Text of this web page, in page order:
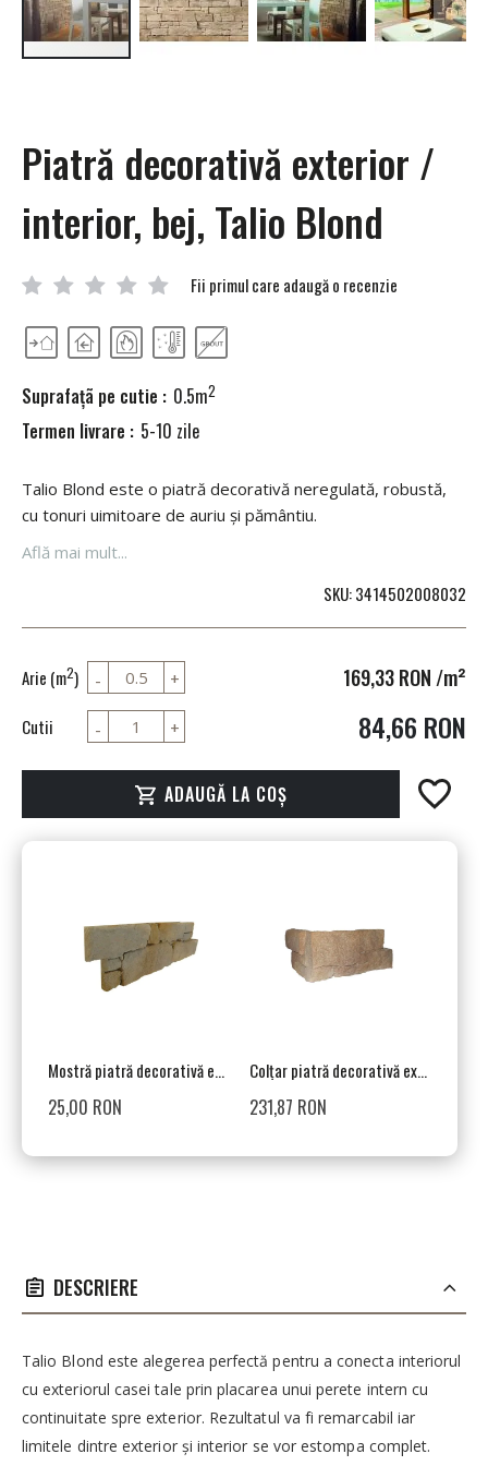
of
the
gallery
Piatră decorativă exterior /
interior, bej, Talio Blond
Fii primul care adaugă o recenzie
Suprafaţã pe cutie : 0.5m2
Termen livrare : 5-10 zile
Talio Blond este o piatră decorativă neregulată, robustă,
cu tonuri uimitoare de auriu și pământiu.
Află mai mult...
SKU 3414502008032
Arie (m2) 169,33 RON /m²
84,66 RON
Cutii
ADAUGĂ LA COȘ
Mostră piatră decorativă exterior / interior, bej, Talio Blond
25,00 RON
Colțar piatră decorativă exterior / interior, bej, Talio Blond
231,87 RON
DESCRIERE
Talio Blond este alegerea perfectă pentru a conecta interiorul
cu exteriorul casei tale prin placarea unui perete intern cu
continuitate spre exterior. Rezultatul va fi remarcabil iar
limitele dintre exterior și interior se vor estompa complet.